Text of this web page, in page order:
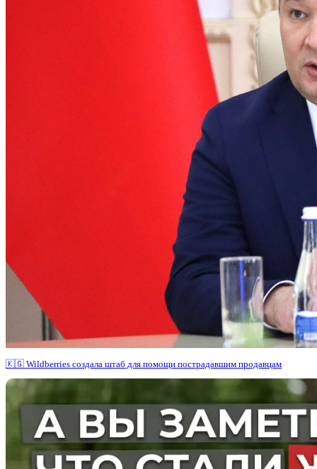
🇰🇬 Wildberries создала штаб для помощи пострадавшим продавцам